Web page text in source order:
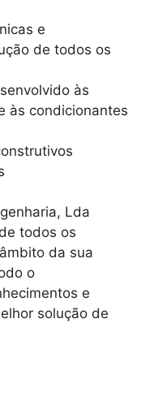
e
de todos os
às
às condicionantes
Lda
todos os
da sua
o
e
solução de